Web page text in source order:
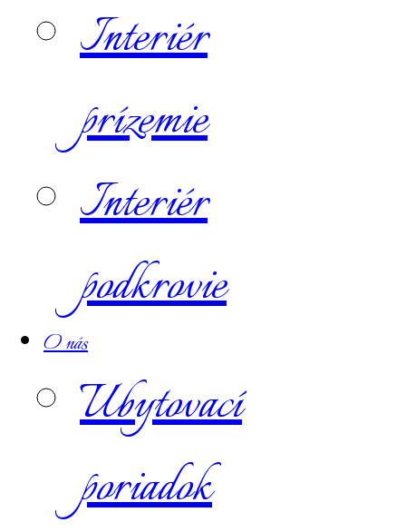
Interiér
prízemie
Interiér
podkrovie
O nás
Ubytovací
poriadok